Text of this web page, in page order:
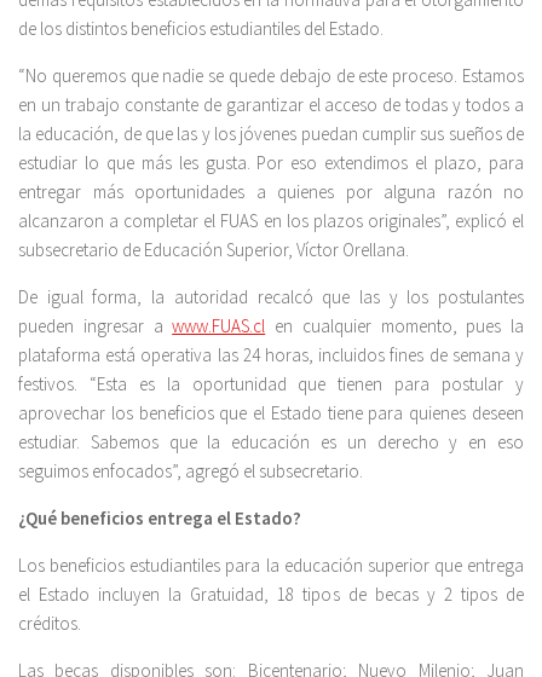
de los distintos beneficios estudiantiles del Estado.
“No queremos que nadie se quede debajo de este proceso. Estamos
en un trabajo constante de garantizar el acceso de todas y todos a
la educación, de que las y los jóvenes puedan cumplir sus sueños de
estudiar lo que más les gusta. Por eso extendimos el plazo, para
entregar más oportunidades a quienes por alguna razón no
alcanzaron a completar el FUAS en los plazos originales”, explicó el
subsecretario de Educación Superior, Víctor Orellana.
De igual forma, la autoridad recalcó que las y los postulantes
pueden ingresar awww.FUAS.cl en cualquier momento, pues la
plataforma está operativa las 24 horas, incluidos fines de semana y
festivos. “Esta es la oportunidad que tienen para postular y
aprovechar los beneficios que el Estado tiene para quienes deseen
estudiar. Sabemos que la educación es un derecho y en eso
seguimos enfocados”, agregó el subsecretario.
¿Qué beneficios entrega el Estado?
Los beneficios estudiantiles para la educación superior que entrega
el Estado incluyen la Gratuidad, 18 tipos de becas y 2 tipos de
créditos.
Las becas disponibles son: Bicentenario; Nuevo Milenio; Juan